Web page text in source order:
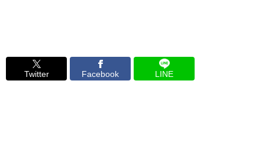
Twitter Facebook LINE